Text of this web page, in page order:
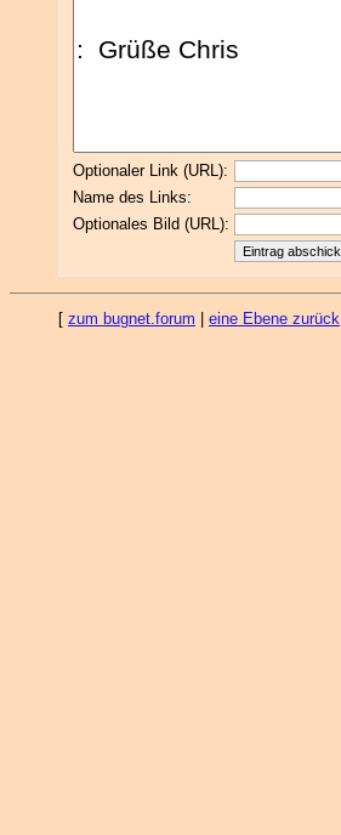
Optionaler Link (URL):
Name des Links:
Optionales Bild (URL):
[ zum bugnet.forum eine Ebene zurück